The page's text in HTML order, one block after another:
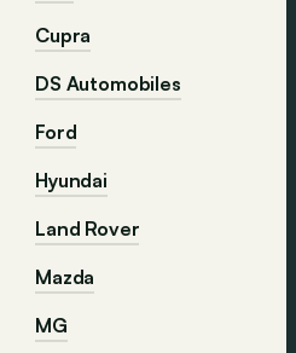
Cupra
DS Automobiles
Ford
Hyundai
Land Rover
Mazda
MG